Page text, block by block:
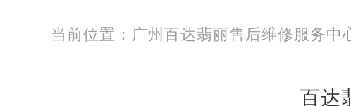
当前位置： 广州百达翡丽售后维修服务中
百达